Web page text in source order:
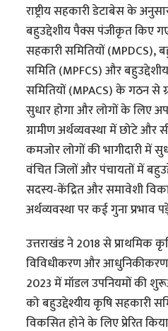
राष्ट्रीय सहकारी डेटाबेस के
बहुउद्देशीय पैक्स पंजीकृत किए
सहकारी समितियों (MPDCS),
समिति (MPFCS) और
समितियों (MPACS) के गठन से
सुधार होगा और लोगों के लिए
ग्रामीण अर्थव्यवस्था में छोटे और
कमजोर लोगों की भागीदारी में
वंचित जिलों और पंचायतों में
सदस्य-केंद्रित और समावेशी
अर्थव्यवस्था पर कई गुना प्रभाव
उत्तराखंड ने 2018 से प्राथमिक
विविधीकरण और आधुनिकीकरण
2023 में मॉडल उपनियमों की
को बहुउद्देश्यीय कृषि सहकारी
विकसित होने के लिए प्रेरित